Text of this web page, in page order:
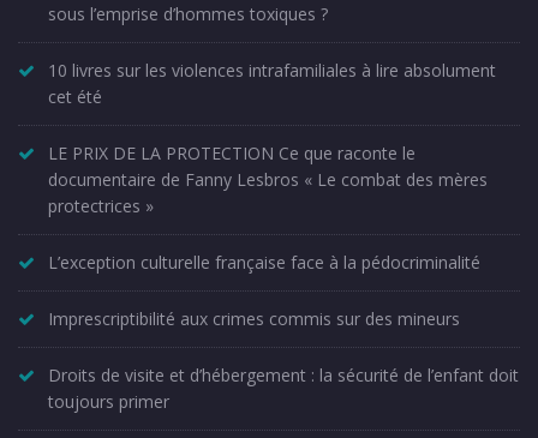
sous l’emprise d’hommes toxiques ?
10 livres sur les violences intrafamiliales à lire absolument
cet été
LE PRIX DE LA PROTECTION Ce que raconte le
documentaire de Fanny Lesbros « Le combat des mères
protectrices »
L’exception culturelle française face à la pédocriminalité
Imprescriptibilité aux crimes commis sur des mineurs
Droits de visite et d’hébergement : la sécurité de l’enfant doit
toujours primer